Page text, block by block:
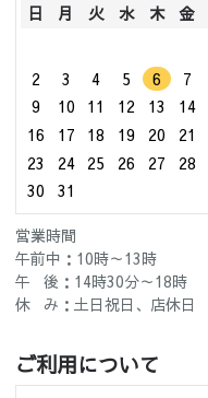
日 月 火 水 木 金
2
3 4 5 6 7
9
10 11 12 13 14
16
17 18 19 20 21
23
24 25 26 27 28
30
31
営業時間
午前中：10時～13時
午 後：14時30分～18時
休 み：土日祝日、店休日
ご利用について